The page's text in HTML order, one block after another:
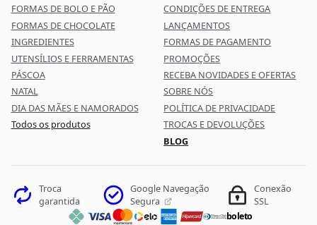
FORMAS DE BOLO E PÃO
FORMAS DE CHOCOLATE
INGREDIENTES
UTENSÍLIOS E FERRAMENTAS
PÁSCOA
NATAL
DIA DAS MÃES E NAMORADOS
Todos os produtos
CONDIÇÕES DE ENTREGA
LANÇAMENTOS
FORMAS DE PAGAMENTO
PROMOÇÕES
RECEBA NOVIDADES E OFERTAS
SOBRE NÓS
POLÍTICA DE PRIVACIDADE
TROCAS E DEVOLUÇÕES
BLOG
Troca
garantida
Google Navegação
Segura
Conexão
SSL
boleto